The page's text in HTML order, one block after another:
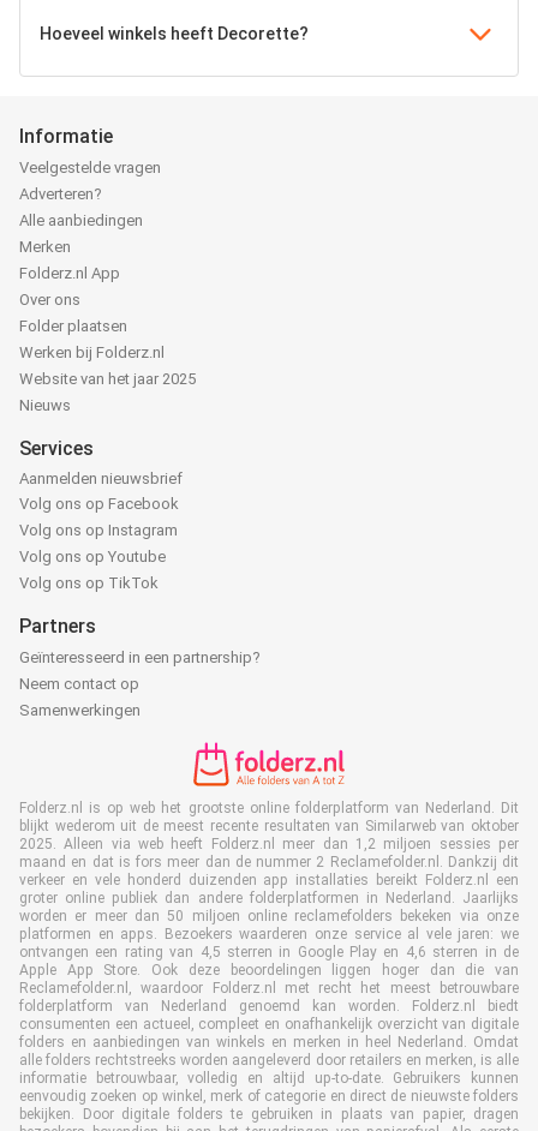
Hoeveel winkels heeft Decorette?
Informatie
Veelgestelde vragen
Adverteren?
Alle aanbiedingen
Merken
Folderz.nl App
Over ons
Folder plaatsen
Werken bij Folderz.nl
Website van het jaar 2025
Nieuws
Services
Aanmelden nieuwsbrief
Volg ons op Facebook
Volg ons op Instagram
Volg ons op Youtube
Volg ons op TikTok
Partners
Geïnteresseerd in een partnership?
Neem contact op
Samenwerkingen
Folderz.nl is op web het grootste online folderplatform van Nederland. Dit
blijkt wederom uit de meest recente resultaten van Similarweb van oktober
2025. Alleen via web heeft Folderz.nl meer dan 1,2 miljoen sessies per
maand en dat is fors meer dan de nummer 2 Reclamefolder.nl. Dankzij dit
verkeer en vele honderd duizenden app installaties bereikt Folderz.nl een
groter online publiek dan andere folderplatformen in Nederland. Jaarlijks
worden er meer dan 50 miljoen online reclamefolders bekeken via onze
platformen en apps. Bezoekers waarderen onze service al vele jaren: we
ontvangen een rating van 4,5 sterren in Google Play en 4,6 sterren in de
Apple App Store. Ook deze beoordelingen liggen hoger dan die van
Reclamefolder.nl, waardoor Folderz.nl met recht het meest betrouwbare
folderplatform van Nederland genoemd kan worden. Folderz.nl biedt
consumenten een actueel, compleet en onafhankelijk overzicht van digitale
folders en aanbiedingen van winkels en merken in heel Nederland. Omdat
alle folders rechtstreeks worden aangeleverd door retailers en merken, is alle
informatie betrouwbaar, volledig en altijd up-to-date. Gebruikers kunnen
eenvoudig zoeken op winkel, merk of categorie en direct de nieuwste folders
bekijken. Door digitale folders te gebruiken in plaats van papier, dragen